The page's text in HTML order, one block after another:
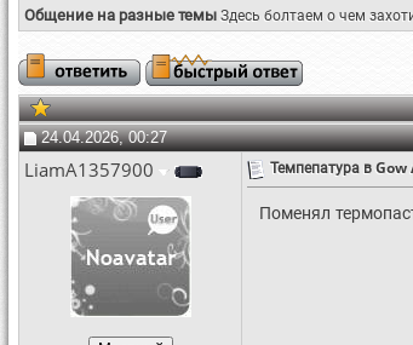
Общение на разные темыЗдесь болтаем о чем
24.04.2026, 00:27
LiamA1357900 Темпепатура в
Поменял